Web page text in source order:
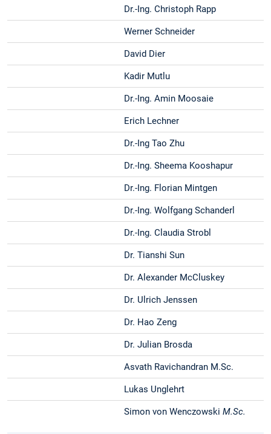
Dr.-Ing. Christoph Rapp
Werner Schneider
David Dier
Kadir Mutlu
Dr.-Ing. Amin Moosaie
Erich Lechner
Dr.-Ing Tao Zhu
Dr.-Ing. Sheema Kooshapur
Dr.-Ing. Florian Mintgen
Dr.-Ing. Wolfgang Schanderl
Dr.-Ing. Claudia Strobl
Dr. Tianshi Sun
Dr. Alexander McCluskey
Dr. Ulrich Jenssen
Dr. Hao Zeng
Dr. Julian Brosda
Asvath Ravichandran M.Sc.
Lukas Unglehrt
Simon von WenczowskiM.Sc.